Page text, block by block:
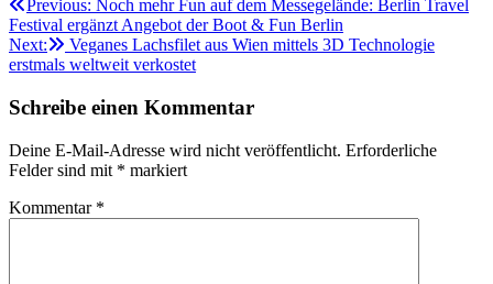
Beitragsnavigation
Previous: Noch mehr Fun auf dem Messegelände: Berlin Travel
Festival ergänzt Angebot der Boot & Fun Berlin
Next:
Veganes Lachsfilet aus Wien mittels 3D Technologie
erstmals weltweit verkostet
Schreibe einen Kommentar
Deine E-Mail-Adresse wird nicht veröffentlicht. Erforderliche
Felder sind mit * markiert
Kommentar *